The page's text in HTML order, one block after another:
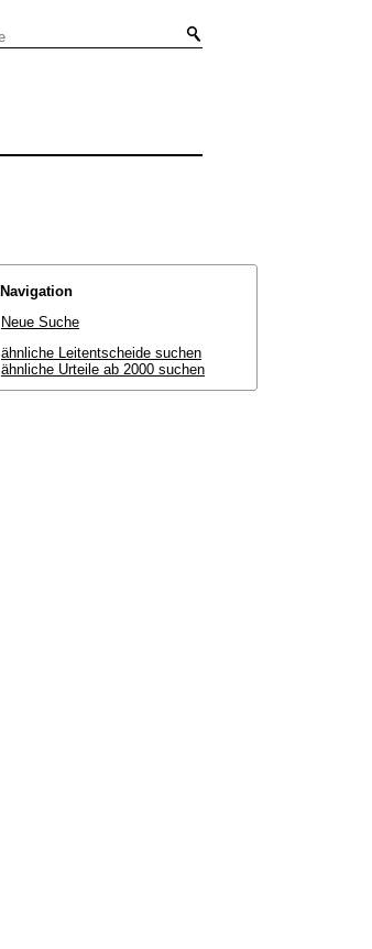
Navigation
Neue Suche
ähnliche Leitentscheide suchen
ähnliche Urteile ab 2000 suchen